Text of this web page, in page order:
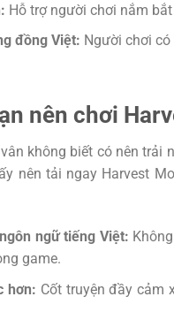
Hỗ trợ người chơi nắm
đồng Việt: Người chơi
nên chơi
không biết có nên
nên tải ngay Harvest
ngữ tiếng Việt:
game.
hơn: Cốt truyện đầy cảm